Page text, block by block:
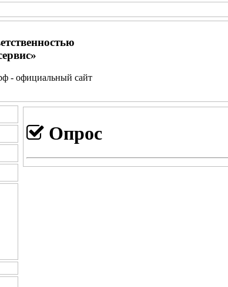
- официальный сайт
Опрос